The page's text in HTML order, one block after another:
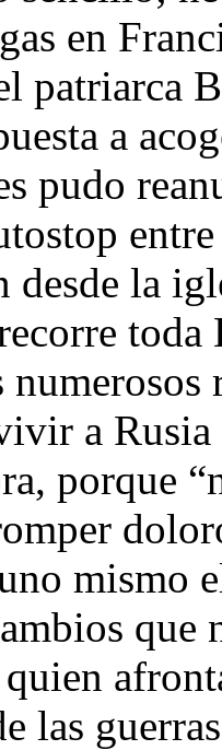
en
patriarca
a
pudo
la
toda
a Rusia
porque
mismo
que
las